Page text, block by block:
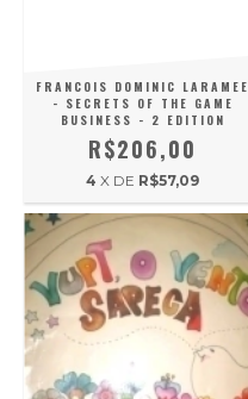
FRANCOIS DOMINIC LARAMEE
- SECRETS OF THE GAME
BUSINESS - 2 EDITION
R$206,00
4 X DE R$57,09